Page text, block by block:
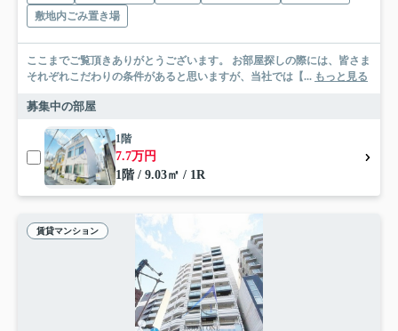
敷地内ごみ置き場
ここまでご覧頂きありがとうございます。 お部屋探しの際には、皆さま
それぞれこだわりの条件があると思いますが、当社では【... もっと見る
募集中の部屋
1階
7.7万円
1階 / 9.03㎡ / 1R
賃貸マンション